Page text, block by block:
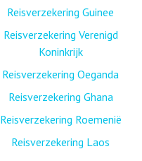
Reisverzekering Guinee
Reisverzekering Verenigd
Koninkrijk
Reisverzekering Oeganda
Reisverzekering Ghana
Reisverzekering Roemenië
Reisverzekering Laos